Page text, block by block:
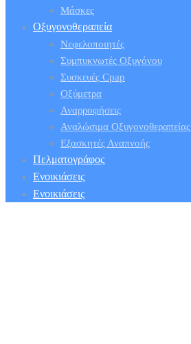
Μάσκες
Οξυγονοθεραπεία
Νεφελοποιητές
Συμπυκνωτές Οξυγόνου
Συσκευές Cpap
Οξύμετρα
Αναρροφήσεις
Αναλώσιμα Οξυγονοθεραπείας
Εξασκητές Αναπνοής
Πελματογράφος
Ενοικιάσεις
Ενοικιάσεις